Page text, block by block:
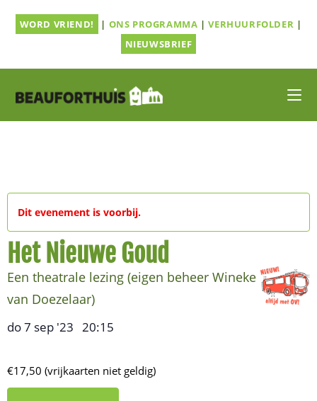
naarWORD VRIEND! | ONS PROGRAMMA |VERHUURFOLDER |
NIEUWSBRIEF
Dit evenement is voorbij.
Het Nieuwe Goud
Een theatrale lezing (eigen beheer Wineke
van Doezelaar)
do 7 sep '23 20:15
€17,50 (vrijkaarten niet geldig)